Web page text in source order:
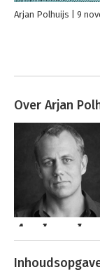
Arjan Polhuijs 9
Over Arjan
Andere